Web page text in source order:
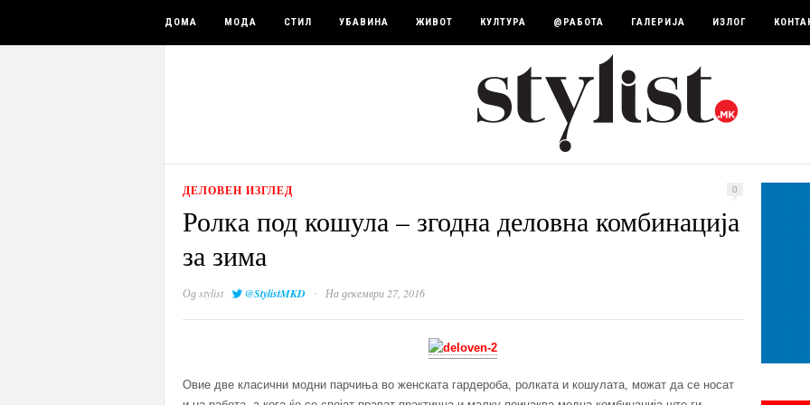
ДОМА МОДА СТИЛ УБАВИНА ЖИВОТ КУЛТУРА @РАБОТА ГАЛЕРИЈА ИЗЛОГ
ДЕЛОВЕН ИЗГЛЕД 0
Ролка под кошула – згодна деловна комбинација
за зима
Одstylist @StylistMKD · На декември 27, 2016
Овие две класични модни парчиња во женската гардероба, ролката и кошулата, можат да се носат